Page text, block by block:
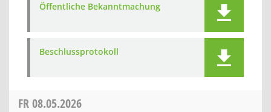
Öffentliche Bekanntmachung
Beschlussprotokoll
FR08.05.2026